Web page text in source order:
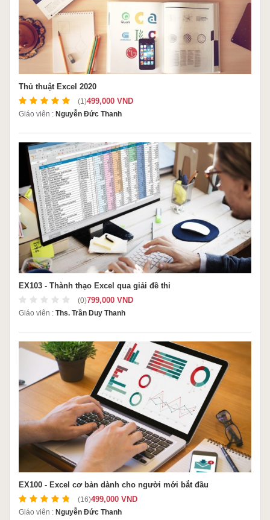
Thủ thuật Excel 2020
(1)499,000 VND
Giáo viên : Nguyễn Đức Thanh
EX103 - Thành thạo Excel qua giải đề thi
(0)799,000 VND
Giáo viên : Ths. Trần Duy Thanh
EX100 - Excel cơ bản dành cho người mới bắt đầu
(16)499,000 VND
Giáo viên : Nguyễn Đức Thanh